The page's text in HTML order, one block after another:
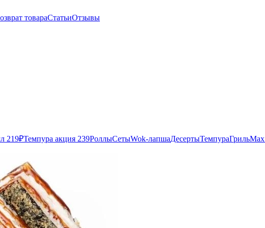
товараСтатьиОтзывы
219₽Темпура акция 239РоллыСетыWok-лапшаДесертыТемпураГриль